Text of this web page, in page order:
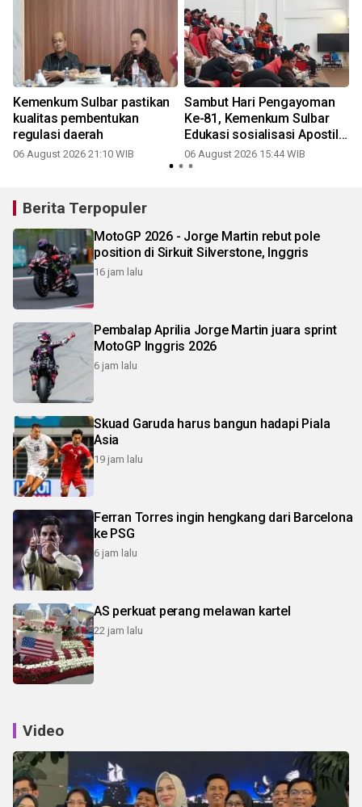
Kemenkum Sulbar pastikan
kualitas pembentukan
regulasi daerah
06 August 2026 21:10 WIB
Sambut Hari Pengayoman
Ke-81, Kemenkum Sulbar
Edukasi sosialisasi Apostille
di Unsulbar
06 August 2026 15:44 WIB
Berita Terpopuler
MotoGP 2026 - Jorge Martin rebut pole
position di Sirkuit Silverstone, Inggris
16 jam lalu
Pembalap Aprilia Jorge Martin juara sprint
MotoGP Inggris 2026
6 jam lalu
Skuad Garuda harus bangun hadapi Piala
Asia
19 jam lalu
Ferran Torres ingin hengkang dari Barcelona
ke PSG
6 jam lalu
AS perkuat perang melawan kartel
22 jam lalu
Video